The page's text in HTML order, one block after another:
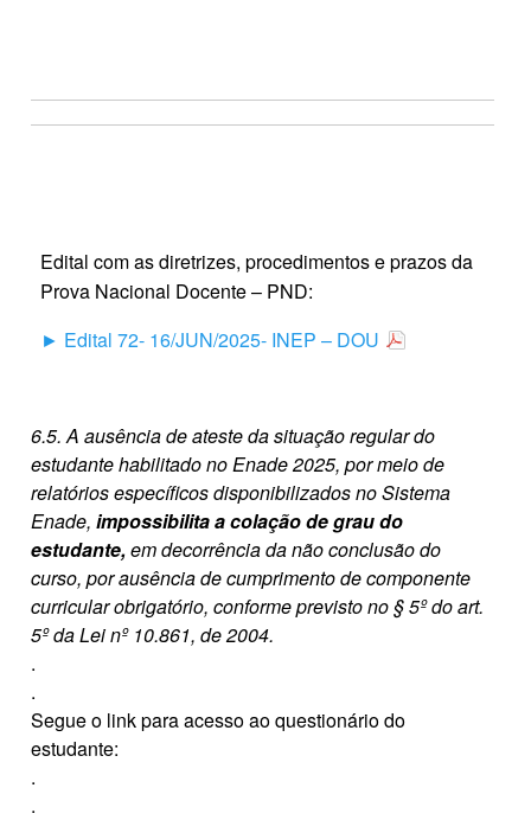
Edital com as diretrizes, procedimentos e prazos da
Prova Nacional Docente – PND:
► Edital 72- 16/JUN/2025- INEP – DOU
6.5. A ausência de ateste da situação regular do
estudante habilitado no Enade 2025, por meio de
relatórios específicos disponibilizados no Sistema
Enade, impossibilita a colação de grau do
estudante,em decorrência da não conclusão do
curso, por ausência de cumprimento de componente
curricular obrigatório, conforme previsto no § 5º do art.
5º da Lei nº 10.861, de 2004.
.
.
Segue o link para acesso ao questionário do
estudante:
.
.